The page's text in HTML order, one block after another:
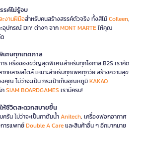
รค์ไม่รู้จบ
ะงานฝีมือสำหรับคนสร้างสรรค์ตัวจริง ทั้งสีไม้Colleen,
อุปกรณ์ DIY ต่างๆ จากMONT MARTEให้คุณ
ศษทุกเทศกาล
ร หรือของขวัญสุดพิเศษสำหรับทุกโอกาส B2S เราคัด
กหลายสไตล์ เหมาะสำหรับทุกเพศทุกวัย สร้างความสุข
คุณ ไม่ว่าจะเป็น กระเป๋าเก็บอุณหภูมิKAKAO
SIAM BOARDGAMES เรามีครบ!
ห้ชีวิตสะดวกสบายขึ้น
ครัน ไม่ว่าจะเป็นกาต้มน้ำAnitech, เครื่องฟอกอากาศ
ารแพทย์Double A Careและสินค้าอื่น ๆ อีกมากมาย